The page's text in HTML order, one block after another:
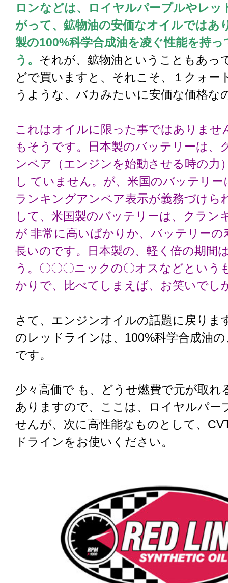
ロンなどは、ロイヤルパープルやレッ
がって、鉱物油の安価なオイルではあ
製の100%科学合成油を凌ぐ性能を持
う。 それが、鉱物油ということもあっ
どで買いますと、それこそ、１クォー
うような、バカみたいに安価な価格な
これはオイルに限った事ではありませ
もそうです。日本製のバッテリーは、
ンペア（エンジンを始動させる時の力
し ていません。が、米国のバッテリ
ランキングアンペア表示が義務づけら
して、米国製のバッテリーは、クラン
が 非常に高いばかりか、バッテリーの
長いのです。日本製の、軽く倍の期間
う。〇〇〇ニックの〇オスなどという
かりで、比べてしまえば、お笑いでし
さて、エンジンオイルの話題に戻りま
のレッドラインは、100%科学合成油
です。
少々高価で も、どうせ燃費で元が取れ
ありますので、ここは、ロイヤルパー
せんが、次に高性能なものとして、
ドラインをお使いください。